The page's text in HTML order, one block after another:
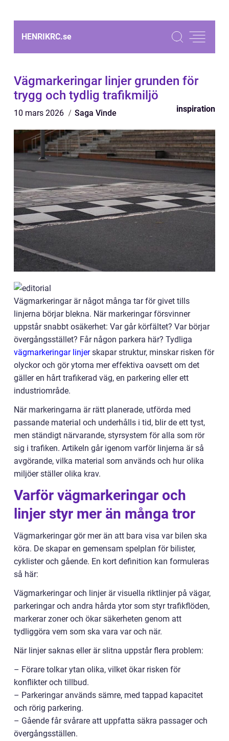
HENRIKRC.se
Vägmarkeringar linjer grunden för
trygg och tydlig trafikmiljö
10 mars 2026 Saga Vinde inspiration
Vägmarkeringar är något många tar för givet tills
linjerna börjar blekna. När markeringar försvinner
uppstår snabbt osäkerhet: Var går körfältet? Var börjar
övergångsstället? Får någon parkera här? Tydliga
vägmarkeringar linjerskapar struktur, minskar risken för
olyckor och gör ytorna mer effektiva oavsett om det
gäller en hårt trafikerad väg, en parkering eller ett
industriområde.
När markeringarna är rätt planerade, utförda med
passande material och underhålls i tid, blir de ett tyst,
men ständigt närvarande, styrsystem för alla som rör
sig i trafiken. Artikeln går igenom varför linjerna är så
avgörande, vilka material som används och hur olika
miljöer ställer olika krav.
Varför vägmarkeringar och
linjer styr mer än många tror
Vägmarkeringar gör mer än att bara visa var bilen ska
köra. De skapar en gemensam spelplan för bilister,
cyklister och gående. En kort definition kan formuleras
så här:
Vägmarkeringar och linjer är visuella riktlinjer på vägar,
parkeringar och andra hårda ytor som styr trafikflöden,
markerar zoner och ökar säkerheten genom att
tydliggöra vem som ska vara var och när.
När linjer saknas eller är slitna uppstår flera problem:
– Förare tolkar ytan olika, vilket ökar risken för
konflikter och tillbud.
– Parkeringar används sämre, med tappad kapacitet
och rörig parkering.
– Gående får svårare att uppfatta säkra passager och
övergångsställen.